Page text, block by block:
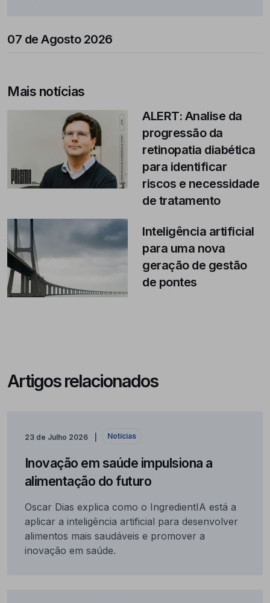
07 de Agosto 2026
Mais notícias
ALERT: Analise da
progressão da
retinopatia diabética
para identificar
riscos e necessidade
de tratamento
Inteligência artificial
para uma nova
geração de gestão
de pontes
Artigos relacionados
23 de Julho 2026 Notícias
Inovação em saúde impulsiona a
alimentação do futuro
Oscar Dias explica como o IngredientIA está a
aplicar a inteligência artificial para desenvolver
alimentos mais saudáveis e promover a
inovação em saúde.